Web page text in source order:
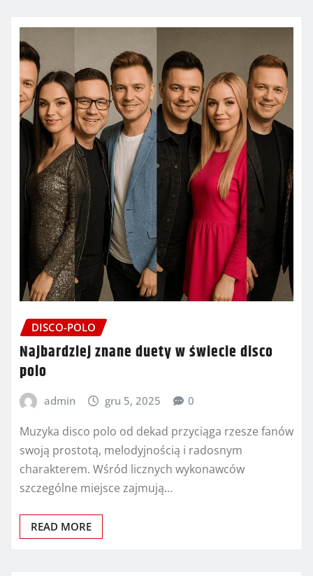
DISCO-POLO
Najbardziej znane duety w świecie disco
polo
admin gru 5, 2025 0
Muzyka disco polo od dekad przyciąga rzesze fanów
swoją prostotą, melodyjnością i radosnym
charakterem. Wśród licznych wykonawców
szczególne miejsce zajmują…
READ MORE